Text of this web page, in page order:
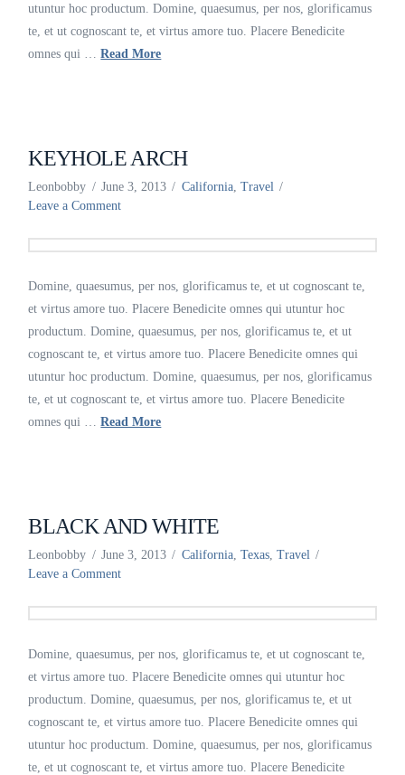
utuntur hoc productum. Domine, quaesumus, per nos, glorificamus
te, et ut cognoscant te, et virtus amore tuo. Placere Benedicite
omnes qui …Read More
KEYHOLE ARCH
Leonbobby June 3, 2013 California, Travel
Leave a Comment
Domine, quaesumus, per nos, glorificamus te, et ut cognoscant te,
et virtus amore tuo. Placere Benedicite omnes qui utuntur hoc
productum. Domine, quaesumus, per nos, glorificamus te, et ut
cognoscant te, et virtus amore tuo. Placere Benedicite omnes qui
utuntur hoc productum. Domine, quaesumus, per nos, glorificamus
te, et ut cognoscant te, et virtus amore tuo. Placere Benedicite
omnes qui …Read More
BLACK AND WHITE
Leonbobby June 3, 2013 California, Texas, Travel
Leave a Comment
Domine, quaesumus, per nos, glorificamus te, et ut cognoscant te,
et virtus amore tuo. Placere Benedicite omnes qui utuntur hoc
productum. Domine, quaesumus, per nos, glorificamus te, et ut
cognoscant te, et virtus amore tuo. Placere Benedicite omnes qui
utuntur hoc productum. Domine, quaesumus, per nos, glorificamus
te, et ut cognoscant te, et virtus amore tuo. Placere Benedicite